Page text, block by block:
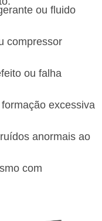
ou fluido
compressor
ou falha
excessiva
anormais ao
com